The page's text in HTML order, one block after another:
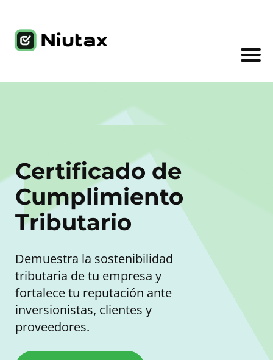
Certificado de
Cumplimiento
Tributario
Demuestra la sostenibilidad
tributaria de tu empresa y
fortalece tu reputación ante
inversionistas, clientes y
proveedores.